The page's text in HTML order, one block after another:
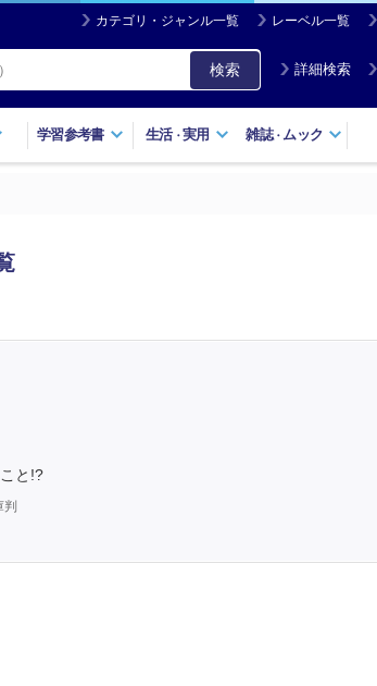
カテゴリ・ジャンル一覧 レーベル一覧
検索 詳細検索
学習参考書 生活・実用 雑誌・ ムック
と!?